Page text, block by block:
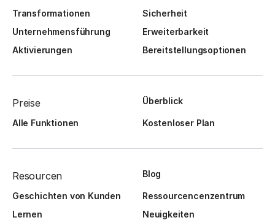
Transformationen
Sicherheit
Unternehmensführung
Erweiterbarkeit
Aktivierungen
Bereitstellungsoptionen
Preise Überblick
Alle Funktionen Kostenloser Plan
Resourcen Blog
Geschichten von Kunden
Ressourcencenzentrum
Lernen
Neuigkeiten